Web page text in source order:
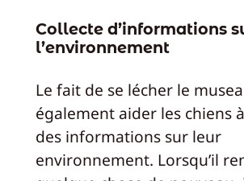
Collecte d’informations
l’environnement
Le fait de se lécher le
également aider les chiens
des informations sur leur
environnement. Lorsqu’il